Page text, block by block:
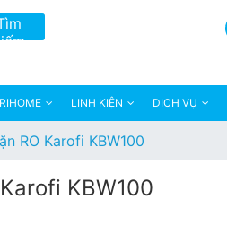
LINH KIỆN DỊCH VỤ
RO Karofi KBW100
KBW100